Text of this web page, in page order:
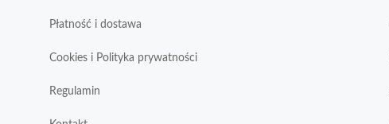
Płatność i dostawa
Cookies i Polityka prywatności
Regulamin